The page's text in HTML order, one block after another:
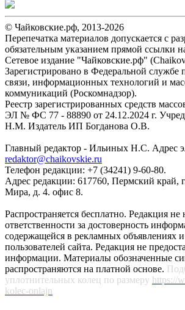
© Чайковские.рф, 2013-2026
Перепечатка материалов допускается с
обязательным указанием прямой ссылки
Сетевое издание "Чайковские.рф"
Зарегистрировано в Федеральной службе
связи, информационных технологий и
коммуникаций (Роскомнадзор).
Реестр зарегистрированных средств
ЭЛ № ФС 77 - 88890 от 24.12.2024 г.
Н.М. Издатель ИП Богданова О.В.
Главный редактор - Ильиных Н.С. Адрес
redaktor@chaikovskie.ru
Телефон редакции: +7 (34241) 9-60-80.
Адрес редакции: 617760, Пермский край,
Мира, д. 4. офис 8.
Распространяется бесплатно. Редакция не
ответственности за достоверность
содержащейся в рекламных объявлениях
пользователей сайта. Редакция не
информации. Материалы обозначенные
распространяются на платной основе.
уплотнительных колец по размеру https://
kolec-onlajn